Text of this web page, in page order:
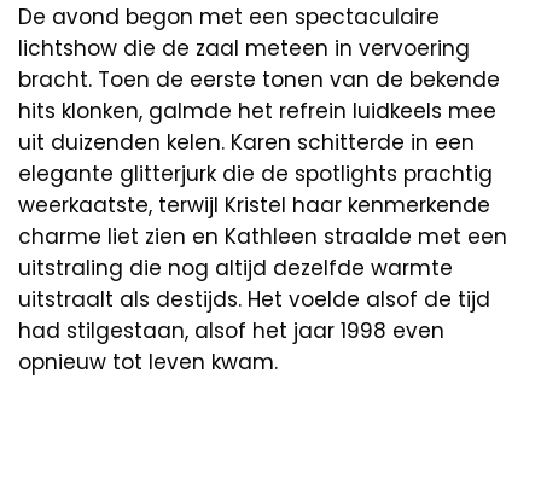
De avond begon met een spectaculaire
lichtshow die de zaal meteen in vervoering
bracht. Toen de eerste tonen van de bekende
hits klonken, galmde het refrein luidkeels mee
uit duizenden kelen. Karen schitterde in een
elegante glitterjurk die de spotlights prachtig
weerkaatste, terwijl Kristel haar kenmerkende
charme liet zien en Kathleen straalde met een
uitstraling die nog altijd dezelfde warmte
uitstraalt als destijds. Het voelde alsof de tijd
had stilgestaan, alsof het jaar 1998 even
opnieuw tot leven kwam.